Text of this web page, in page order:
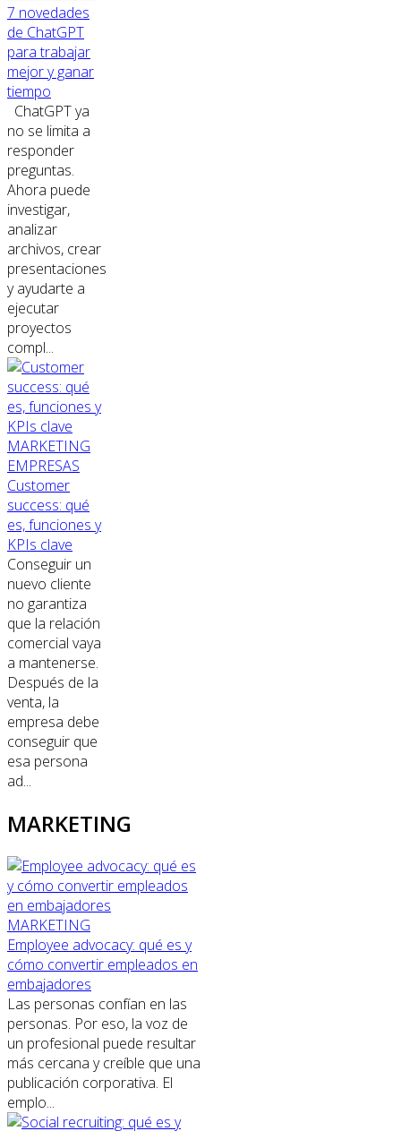
7 novedades
de ChatGPT
para trabajar
mejor y ganar
tiempo
ChatGPT ya
no se limita a
responder
preguntas.
Ahora puede
investigar,
analizar
archivos, crear
presentaciones
y ayudarte a
ejecutar
proyectos
compl...
MARKETING
EMPRESAS
Customer
success: qué
es, funciones y
KPIs clave
Conseguir un
nuevo cliente
no garantiza
que la relación
comercial vaya
a mantenerse.
Después de la
venta, la
empresa debe
conseguir que
esa persona
ad...
MARKETING
MARKETING
Employee advocacy: qué es y
cómo convertir empleados en
embajadores
Las personas confían en las
personas. Por eso, la voz de
un profesional puede resultar
más cercana y creíble que una
publicación corporativa. El
emplo...